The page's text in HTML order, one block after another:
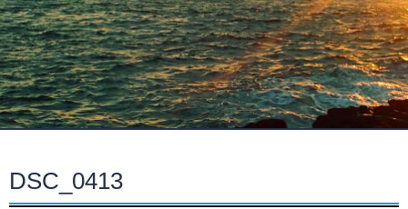
DSC_0413